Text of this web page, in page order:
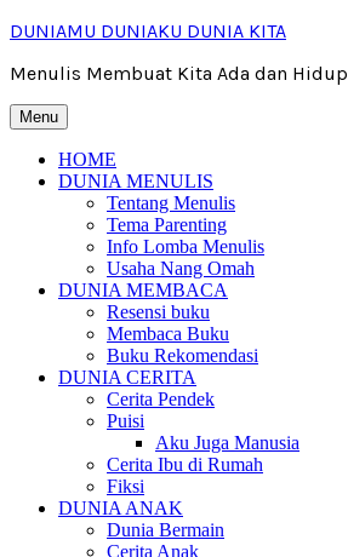
Skip
content
DUNIAMU DUNIAKU DUNIA KITA
Menulis Membuat Kita Ada dan Hidup
Menu
HOME
DUNIA MENULIS
Tentang Menulis
Tema Parenting
Info Lomba Menulis
Usaha Nang Omah
DUNIA MEMBACA
Resensi buku
Membaca Buku
Buku Rekomendasi
DUNIA CERITA
Cerita Pendek
Puisi
Aku Juga Manusia
Cerita Ibu di Rumah
Fiksi
DUNIA ANAK
Dunia Bermain
Cerita Anak